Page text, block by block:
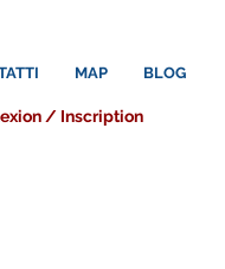
MAP BLOG
/ Inscription